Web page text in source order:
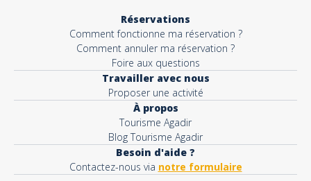
Réservations
Comment fonctionne ma réservation ?
Comment annuler ma réservation ?
Foire aux questions
Travailler avec nous
Proposer une activité
À propos
Tourisme Agadir
Blog Tourisme Agadir
Besoin d'aide ?
Contactez-nous via notre formulaire